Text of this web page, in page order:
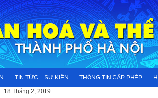
TIN TỨC – SỰ KIỆN THÔNG TIN CẤP PHÉP
18 Tháng 2, 2019